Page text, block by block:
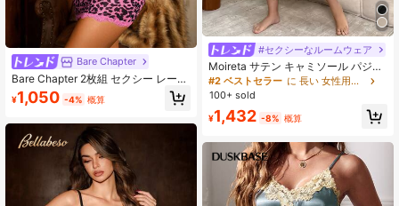
Bare Chapter
Bare Chapter 2枚組 セクシー レース
ヘム キャミソール ミニナイトガウ
ン、夏用レオパード柄ビーチバケー
¥1,050 -4% 概算
#セクシーなルームウェア
Moireta サテン キャミソール パジャ
マ ナイトドレス ロング
#2 ベストセラー
に 長い 女性用スリープドレス
100+ sold
¥1,432 -8% 概算